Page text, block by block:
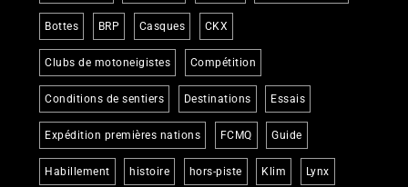
Bottes BRP Casques CKX
Clubs de motoneigistes Compétition
Conditions de sentiers Destinations Essais
Expédition premières nations FCMQ Guide
Habillement histoire hors-piste Klim Lynx